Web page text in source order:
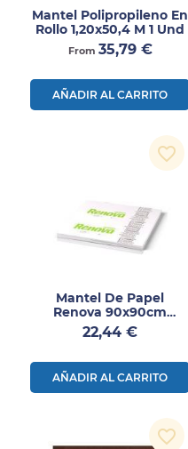
Mantel Polipropileno En
Rollo 1,20x50,4 M 1 Und
From Precio
35,79 €
AÑADIR AL CARRITO
Mantel De Papel
Renova 90x90cm
250uds
Precio
22,44 €
AÑADIR AL CARRITO
favorite_border
favorite_border